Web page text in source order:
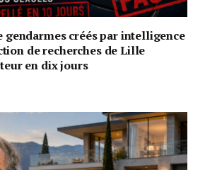
créés par intelligence
de recherches de Lille
en dix jours